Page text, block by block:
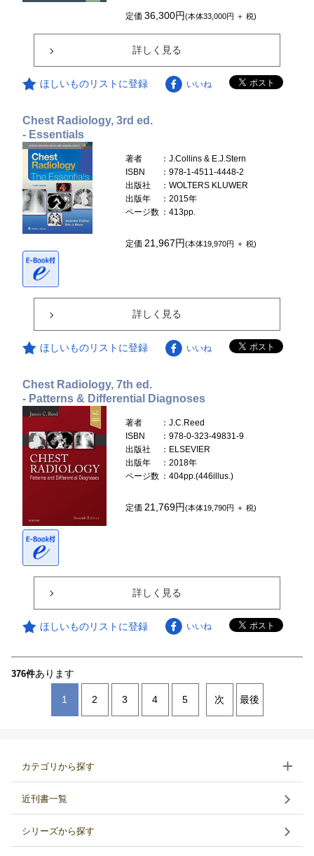
定価36,300円(本体33,000円 ＋ 税)
詳しく見る
ほしいものリストに登録 いいね
Chest Radiology, 3rd ed.
- Essentials
著者
：J.Collins & E.J.Stern
ISBN
：978-1-4511-4448-2
出版社
：WOLTERS KLUWER
出版年
：2015年
ページ数 ：413pp.
定価21,967円(本体19,970円 ＋ 税)
詳しく見る
ほしいものリストに登録 いいね
Chest Radiology, 7th ed.
- Patterns & Differential Diagnoses
著者
：J.C.Reed
ISBN
：978-0-323-49831-9
出版社
：ELSEVIER
出版年
：2018年
ページ数 ：404pp.(446illus.)
定価21,769円(本体19,790円 ＋ 税)
詳しく見る
ほしいものリストに登録 いいね
376件あります
1 2 3 4 5 次 最後
カテゴリから探す
近刊書一覧
シリーズから探す